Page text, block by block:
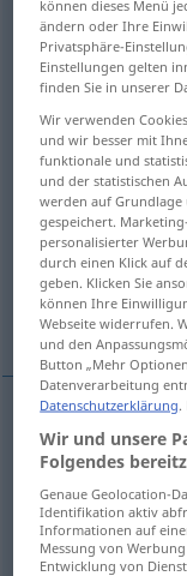
Übersicht aller
(Für mehr Details
substantiate,
lay the
fund,
reduce,
substantiate
establishthetruth
können dieses Menü
ändern oder Ihre
Privatsphäre-
Einstellungen gelten
finden Sie in unserer
Wir verwenden
und wir besser mit
funktionale und
und der statistischen
werden auf
gespeichert.
personalisierter
durch einen Klick auf
geben. Klicken Sie
können Ihre
Webseite widerrufen.
und den
Button „Mehr
Datenverarbeitung
Datenschutzerklärung.
Wir und unsere
Folgendes
Genaue Geolocation-
Identifikation aktiv
Informationen auf
Messung von
Entwicklung von